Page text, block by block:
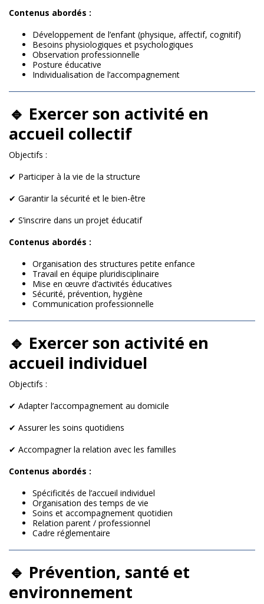
Contenus abordés :
Développement de l’enfant (physique, affectif, cognitif)
Besoins physiologiques et psychologiques
Observation professionnelle
Posture éducative
Individualisation de l’accompagnement
🔹 Exercer son activité en
accueil collectif
Objectifs :
✔ Participer à la vie de la structure
✔ Garantir la sécurité et le bien-être
✔ S’inscrire dans un projet éducatif
Contenus abordés :
Organisation des structures petite enfance
Travail en équipe pluridisciplinaire
Mise en œuvre d’activités éducatives
Sécurité, prévention, hygiène
Communication professionnelle
🔹 Exercer son activité en
accueil individuel
Objectifs :
✔ Adapter l’accompagnement au domicile
✔ Assurer les soins quotidiens
✔ Accompagner la relation avec les familles
Contenus abordés :
Spécificités de l’accueil individuel
Organisation des temps de vie
Soins et accompagnement quotidien
Relation parent / professionnel
Cadre réglementaire
🔹 Prévention, santé et
environnement